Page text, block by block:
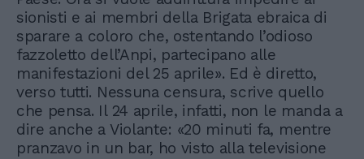
sionisti e ai membri della Brigata ebraica di
sparare a coloro che, ostentando l’odioso
fazzoletto dell’Anpi, partecipano alle
manifestazioni del 25 aprile». Ed è diretto,
verso tutti. Nessuna censura, scrive quello
che pensa. Il 24 aprile, infatti, non le manda a
dire anche a Violante: «20 minuti fa, mentre
pranzavo in un bar, ho visto alla televisione